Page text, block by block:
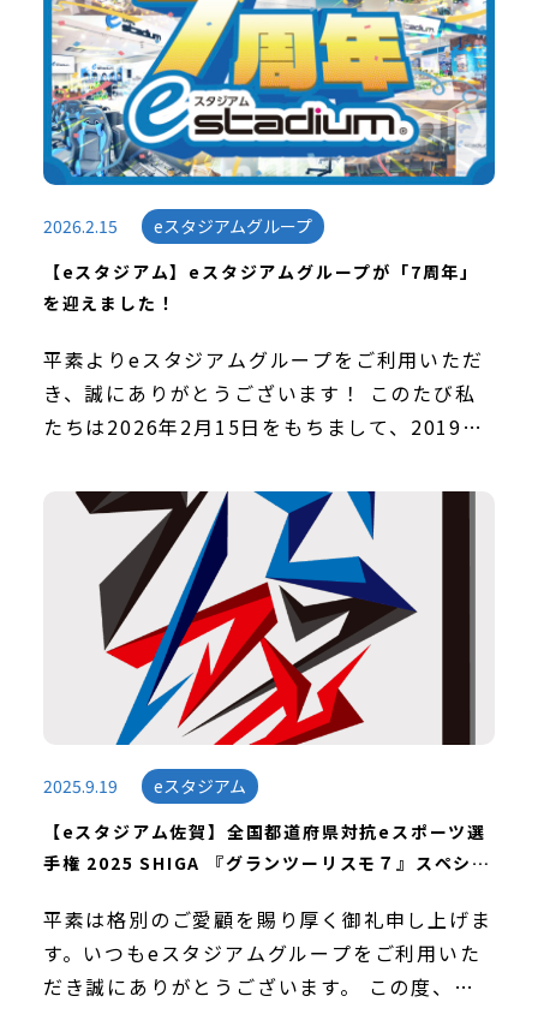
2026.2.15
eスタジアムグループ
【eスタジアム】eスタジアムグループが「7周年」
を迎えました！
平素よりeスタジアムグループをご利用いただ
き、誠にありがとうございます！ このたび私
たちは2026年2月15日をもちまして、2019年
を迎えることができました。皆様からの温かい
2025.9.19
eスタジアム
【eスタジアム佐賀】全国都道府県対抗eスポーツ選
手権 2025 SHIGA 『グランツーリスモ７』スペシャ
戦” 実施のお知らせ
平素は格別のご愛顧を賜り厚く御礼申し上げま
す。いつもeスタジアムグループをご利用いた
だき誠にありがとうございます。 この度、